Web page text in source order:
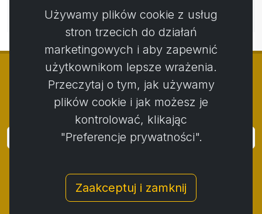
Nie ma jeszcze komentarzy. Bądź pierwszy ze swoim
komentarzem.
© Copyright 2014 - 2026 Activstar
Zaloguj się
Zasady i warunki / Polityka prywatności
Procedura składania skarg / Protokół reklamacji
Używamy plików cookie z usług
stron trzecich do działań
marketingowych i aby zapewnić
użytkownikom lepsze wrażenia.
Przeczytaj o tym, jak używamy
plików cookie i jak możesz je
kontrolować, klikając
"Preferencje prywatności".
Zaakceptuj i zamknij